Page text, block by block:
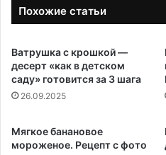
Похожие статьи
Ватрушка с крошкой —
десерт «как в детском
саду» готовится за 3 шага
26.09.2025
Мягкое банановое
мороженое. Рецепт с фото